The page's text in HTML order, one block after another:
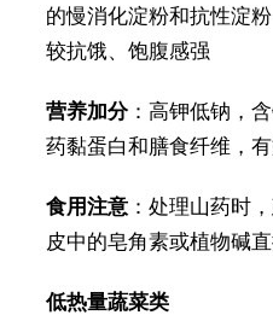
的慢消化淀粉和抗性淀
较抗饿、饱腹感强
营养加分：高钾低钠，
药黏蛋白和膳食纤维，
食用注意：处理山药时
皮中的皂角素或植物碱
低热量蔬菜类